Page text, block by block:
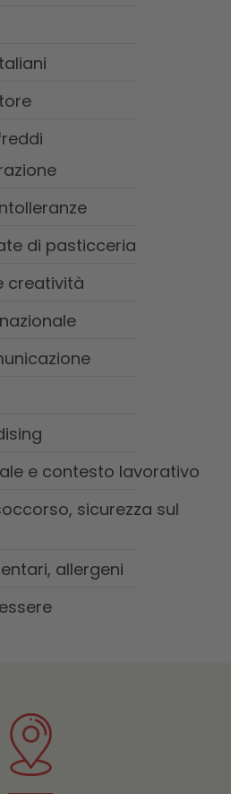
di pasticceria
creatività
e contesto lavorativo
sicurezza sul
allergeni